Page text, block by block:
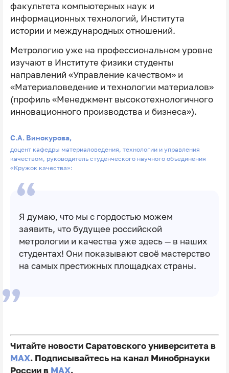
факультета компьютерных наук и
информационных технологий, Института
истории и международных отношений.
Метрологию уже на профессиональном уровне
изучают в Институте физики студенты
направлений «Управление качеством» и
«Материаловедение и технологии материалов»
(профиль «Менеджмент высокотехнологичного
инновационного производства и бизнеса»).
С.А. Винокурова,
доцент кафедры материаловедения, технологии и управления
качеством, руководитель студенческого научного объединения
«Кружок качества»:
Я думаю, что мы с гордостью можем
заявить, что будущее российской
метрологии и качества уже здесь — в наших
студентах! Они показывают своё мастерство
на самых престижных площадках страны.
Читайте новости Саратовского университета в
MAX. Подписывайтесь на канал Минобрнауки
России в MAX.